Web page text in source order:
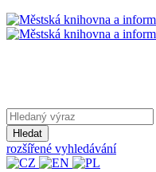
Hledat
rozšířené vyhledávání